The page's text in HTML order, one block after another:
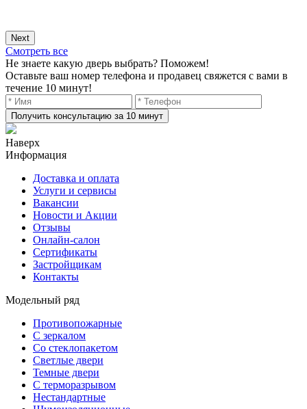
Next
Смотреть все
Не знаете какую дверь выбрать? Поможем!
Оставьте ваш номер телефона и продавец свяжется с вами в
течение 10 минут!
Получить консультацию за 10 минут
Наверх
Информация
Доставка и оплата
Услуги и сервисы
Вакансии
Новости и Акции
Отзывы
Онлайн-салон
Сертификаты
Застройщикам
Контакты
Модельный ряд
Противопожарные
С зеркалом
Со стеклопакетом
Светлые двери
Темные двери
С терморазрывом
Нестандартные